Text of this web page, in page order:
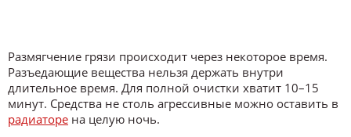
Размягчение грязи происходит через некоторое время.
Разъедающие вещества нельзя держать внутри
длительное время. Для полной очистки хватит 10–15
минут. Средства не столь агрессивные можно оставить в
радиаторе на целую ночь.